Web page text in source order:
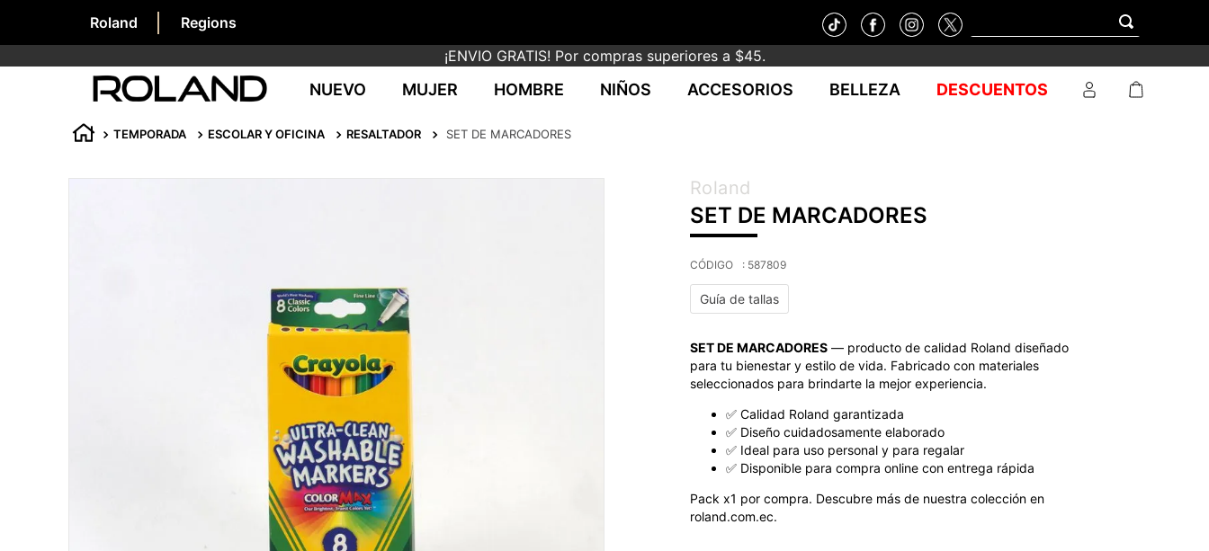
Roland
Regions
¡ENVIO GRATIS! Por compras superiores a $45.
NUEVO MUJER HOMBRE NIÑOS ACCESORIOS BELLEZA DESCUENTOS
TEMPORADA ESCOLAR Y OFICINA RESALTADOR SET DE MARCADORES
Roland
SET DE MARCADORES
: 587809
Guía de tallas
SET DE MARCADORES— producto de calidad Roland diseñado
para tu bienestar y estilo de vida. Fabricado con materiales
seleccionados para brindarte la mejor experiencia.
✅ Calidad Roland garantizada
✅ Diseño cuidadosamente elaborado
✅ Ideal para uso personal y para regalar
✅ Disponible para compra online con entrega rápida
Pack x1 por compra. Descubre más de nuestra colección en
roland.com.ec.